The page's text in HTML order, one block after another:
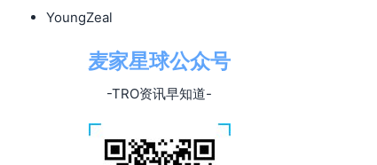
YoungZeal
麦家星球公众号
-TRO资讯早知道-